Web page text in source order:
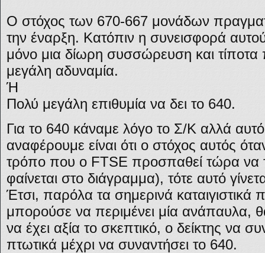
Ο στόχος των 670-667 μονάδων
την έναρξη. Κατόπιν η συνεισφορά
μόνο μια δίωρη συσσώρευση και
μεγάλη αδυναμία.
Ή
Πολύ μεγάλη επιθυμία να δει το 640.
Για το 640 κάναμε λόγο το Σ/Κ αλλά
αναφέρουμε είναι ότι ο στόχος αυτός
τρόπο που ο FTSE προσπαθεί τώρα να
φαίνεται στο διάγραμμα), τότε αυτό
Έτσι, παρόλα τα σημερινά
μπορούσε να περιμένει μία ανάπαυλα,
να έχει αξία το σκεπτικό, ο δείκτης να
πτωτικά μέχρι να συναντήσει το 640.